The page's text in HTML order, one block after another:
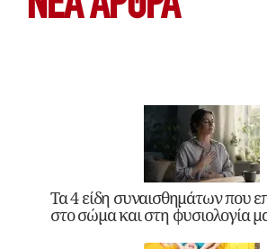
Τα 4 είδη συναισθημάτων που
στο σώμα και στη φυσιολογία